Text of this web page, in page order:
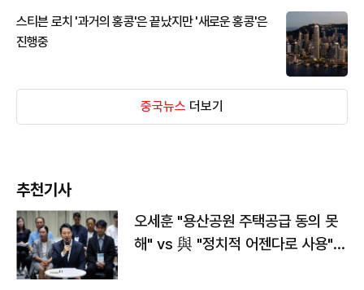
스티븐 로치 '과거의 홍콩'은 끝났지만 '새로운 홍콩'은
진행중
중국뉴스 더보기
추천기사
오세훈 "용산공원 주택공급 동의 못
해" vs 與 "정치적 어젠다로 사용"